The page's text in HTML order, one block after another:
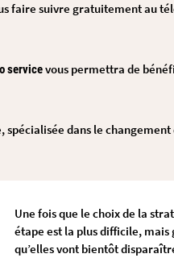
faire suivre gratuitement au
servicevous permettra de
dans le
Une fois que le choix de la
étape est la plus difficile, mais
qu’elles vont bientôt